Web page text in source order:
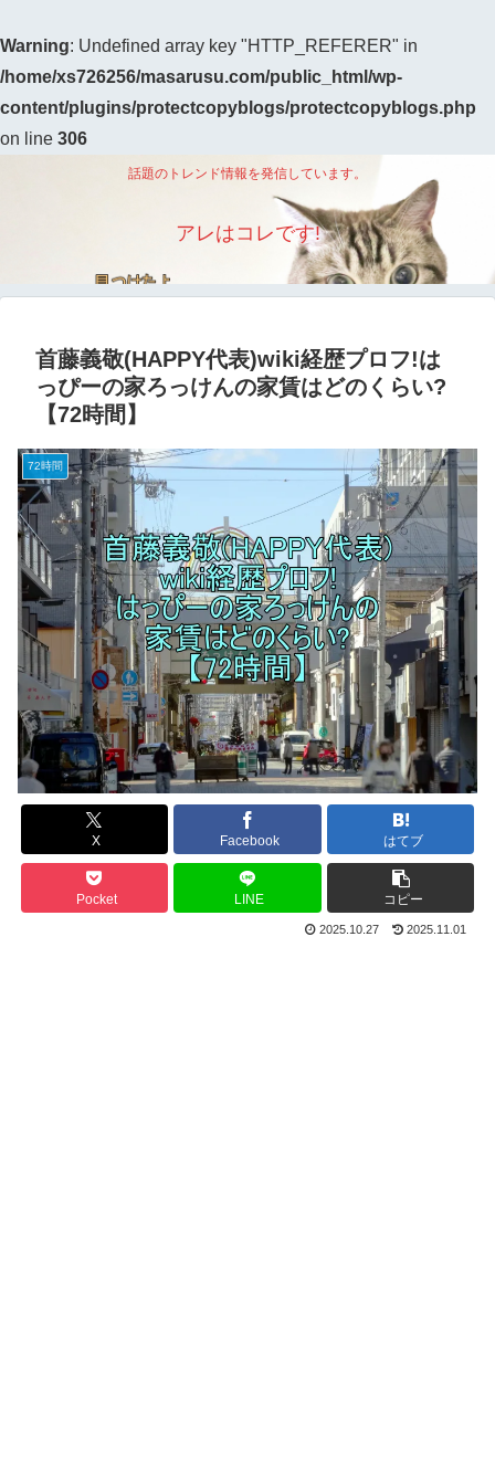
Warning: Undefined array key "HTTP_REFERER" in
/home/xs726256/masarusu.com/public_html/wp-
content/plugins/protectcopyblogs/protectcopyblogs.php
on line 306
話題のトレンド情報を発信しています。
アレはコレです!
首藤義敬(HAPPY代表)wiki経歴プロフ!は
っぴーの家ろっけんの家賃はどのくらい?
【72時間】
72時間
X Facebook はてブ
Pocket LINE コピー
2025.10.27 2025.11.01